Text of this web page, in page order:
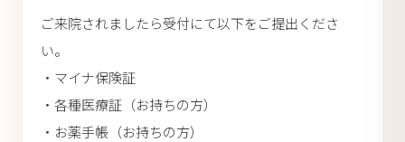
ご来院されましたら受付にて以下をご提出くださ
い。
・マイナ保険証
・各種医療証（お持ちの方）
・お薬手帳（お持ちの方）